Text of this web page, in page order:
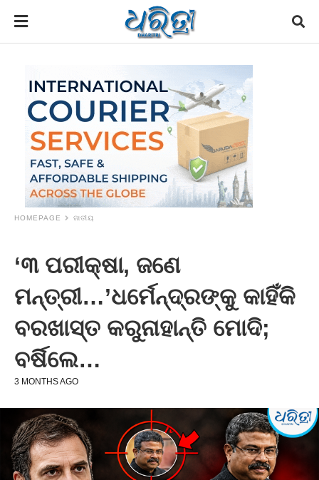
HOMEPAGE ଜାତୀୟ
‘୩ ପରୀକ୍ଷା, ଜଣେ
ମନ୍ତ୍ରୀ…’ଧର୍ମେନ୍ଦ୍ରଙ୍କୁ କାହିଁକି
ବରଖାସ୍ତ କରୁନାହାନ୍ତି ମୋଦି;
ବର୍ଷିଲେ…
3 MONTHS AGO